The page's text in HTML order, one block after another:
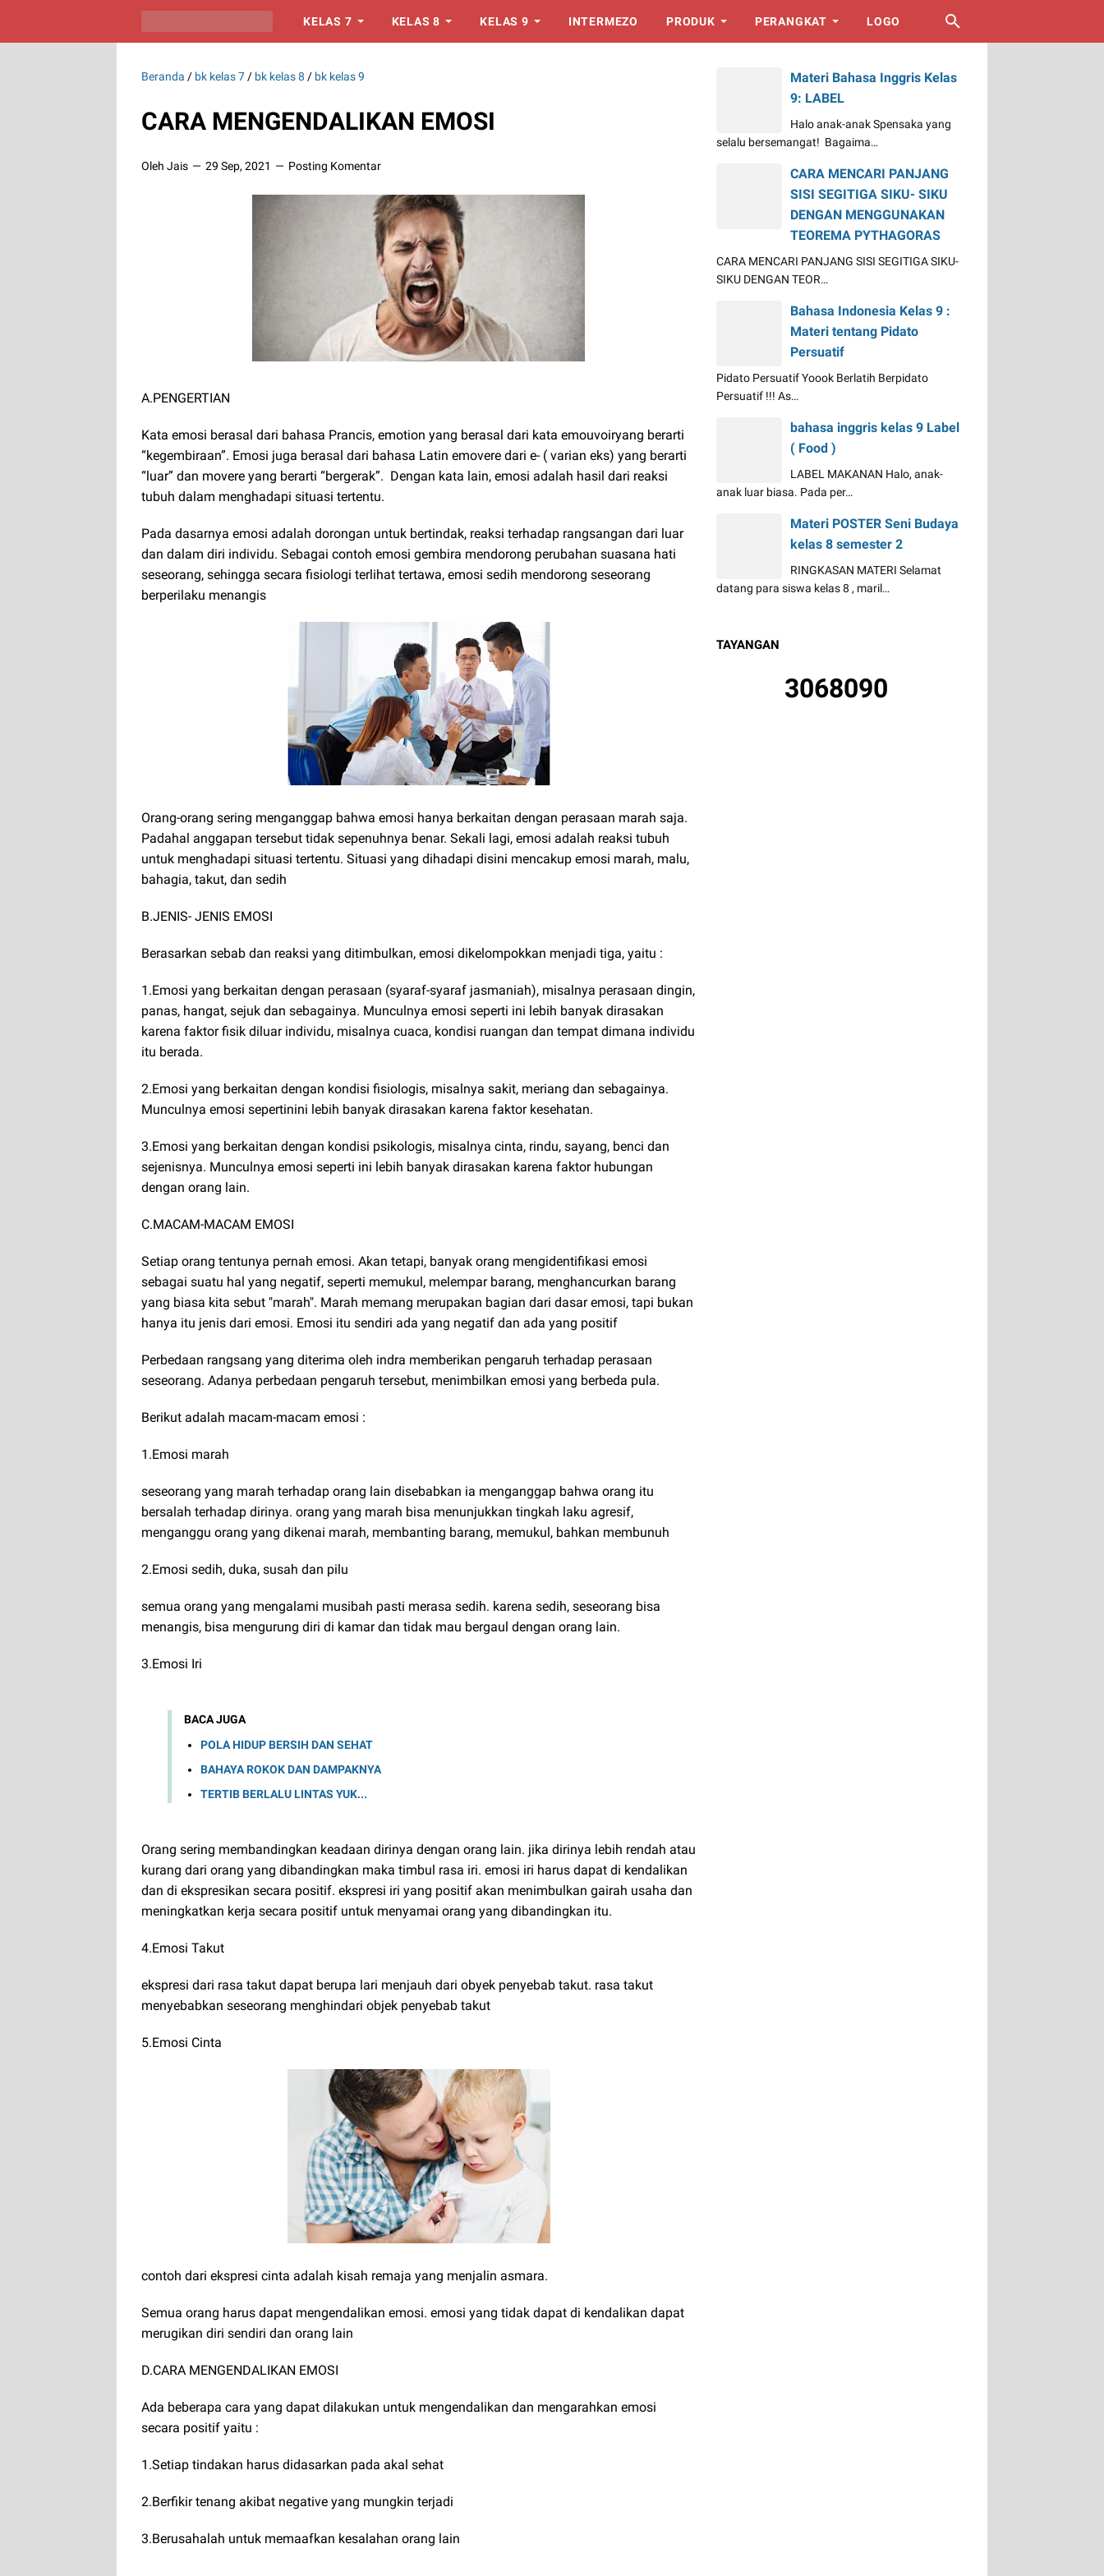
KELAS 7 KELAS 8 KELAS 9 INTERMEZO PRODUK PERANGKAT LOGO
Beranda / bk kelas 7 / bk kelas 8 / bk kelas 9
CARA MENGENDALIKAN EMOSI
Oleh Jais 29 Sep, 2021 Posting Komentar
A.PENGERTIAN
Kata emosi berasal dari bahasa Prancis, emotion yang berasal dari kata emouvoiryang berarti
“kegembiraan”. Emosi juga berasal dari bahasa Latin emovere dari e- ( varian eks) yang berarti
“luar” dan movere yang berarti “bergerak”. Dengan kata lain, emosi adalah hasil dari reaksi
tubuh dalam menghadapi situasi tertentu.
Pada dasarnya emosi adalah dorongan untuk bertindak, reaksi terhadap rangsangan dari luar
dan dalam diri individu. Sebagai contoh emosi gembira mendorong perubahan suasana hati
seseorang, sehingga secara fisiologi terlihat tertawa, emosi sedih mendorong seseorang
berperilaku menangis
Orang-orang sering menganggap bahwa emosi hanya berkaitan dengan perasaan marah saja.
Padahal anggapan tersebut tidak sepenuhnya benar. Sekali lagi, emosi adalah reaksi tubuh
untuk menghadapi situasi tertentu. Situasi yang dihadapi disini mencakup emosi marah, malu,
bahagia, takut, dan sedih
B.JENIS- JENIS EMOSI
Berasarkan sebab dan reaksi yang ditimbulkan, emosi dikelompokkan menjadi tiga, yaitu :
1.Emosi yang berkaitan dengan perasaan (syaraf-syaraf jasmaniah), misalnya perasaan dingin,
panas, hangat, sejuk dan sebagainya. Munculnya emosi seperti ini lebih banyak dirasakan
karena faktor fisik diluar individu, misalnya cuaca, kondisi ruangan dan tempat dimana individu
itu berada.
2.Emosi yang berkaitan dengan kondisi fisiologis, misalnya sakit, meriang dan sebagainya.
Munculnya emosi sepertinini lebih banyak dirasakan karena faktor kesehatan.
3.Emosi yang berkaitan dengan kondisi psikologis, misalnya cinta, rindu, sayang, benci dan
sejenisnya. Munculnya emosi seperti ini lebih banyak dirasakan karena faktor hubungan
dengan orang lain.
C.MACAM-MACAM EMOSI
Setiap orang tentunya pernah emosi. Akan tetapi, banyak orang mengidentifikasi emosi
sebagai suatu hal yang negatif, seperti memukul, melempar barang, menghancurkan barang
yang biasa kita sebut "marah". Marah memang merupakan bagian dari dasar emosi, tapi bukan
hanya itu jenis dari emosi. Emosi itu sendiri ada yang negatif dan ada yang positif
Perbedaan rangsang yang diterima oleh indra memberikan pengaruh terhadap perasaan
seseorang. Adanya perbedaan pengaruh tersebut, menimbilkan emosi yang berbeda pula.
Berikut adalah macam-macam emosi :
1.Emosi marah
seseorang yang marah terhadap orang lain disebabkan ia menganggap bahwa orang itu
bersalah terhadap dirinya. orang yang marah bisa menunjukkan tingkah laku agresif,
menganggu orang yang dikenai marah, membanting barang, memukul, bahkan membunuh
2.Emosi sedih, duka, susah dan pilu
semua orang yang mengalami musibah pasti merasa sedih. karena sedih, seseorang bisa
menangis, bisa mengurung diri di kamar dan tidak mau bergaul dengan orang lain.
3.Emosi Iri
BACA JUGA
POLA HIDUP BERSIH DAN SEHAT
BAHAYA ROKOK DAN DAMPAKNYA
TERTIB BERLALU LINTAS YUK...
Orang sering membandingkan keadaan dirinya dengan orang lain. jika dirinya lebih rendah atau
kurang dari orang yang dibandingkan maka timbul rasa iri. emosi iri harus dapat di kendalikan
dan di ekspresikan secara positif. ekspresi iri yang positif akan menimbulkan gairah usaha dan
meningkatkan kerja secara positif untuk menyamai orang yang dibandingkan itu.
4.Emosi Takut
ekspresi dari rasa takut dapat berupa lari menjauh dari obyek penyebab takut. rasa takut
menyebabkan seseorang menghindari objek penyebab takut
5.Emosi Cinta
contoh dari ekspresi cinta adalah kisah remaja yang menjalin asmara.
Semua orang harus dapat mengendalikan emosi. emosi yang tidak dapat di kendalikan dapat
merugikan diri sendiri dan orang lain
D.CARA MENGENDALIKAN EMOSI
Ada beberapa cara yang dapat dilakukan untuk mengendalikan dan mengarahkan emosi
secara positif yaitu :
1.Setiap tindakan harus didasarkan pada akal sehat
2.Berfikir tenang akibat negative yang mungkin terjadi
3.Berusahalah untuk memaafkan kesalahan orang lain
Materi Bahasa Inggris Kelas
9: LABEL
Halo anak-anak Spensaka yang
selalu bersemangat! Bagaima…
CARA MENCARI PANJANG
SISI SEGITIGA SIKU- SIKU
DENGAN MENGGUNAKAN
TEOREMA PYTHAGORAS
CARA MENCARI PANJANG SISI SEGITIGA SIKU-
SIKU DENGAN TEOR…
Bahasa Indonesia Kelas 9 :
Materi tentang Pidato
Persuatif
Pidato Persuatif Yoook Berlatih Berpidato
Persuatif !!! As…
bahasa inggris kelas 9 Label
( Food )
LABEL MAKANAN Halo, anak-
anak luar biasa. Pada per…
Materi POSTER Seni Budaya
kelas 8 semester 2
RINGKASAN MATERI Selamat
datang para siswa kelas 8 , maril…
TAYANGAN
3068090